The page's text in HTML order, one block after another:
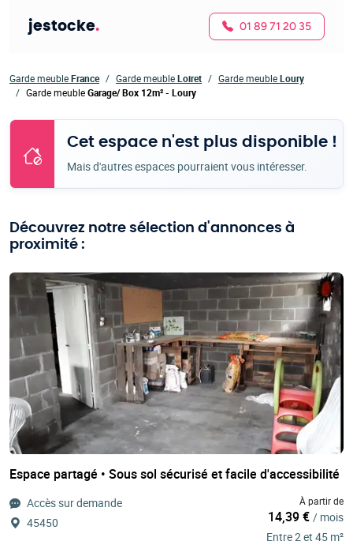
jestocke. 01 89 71 20 35
Garde meubleFrance Garde meubleLoiret Garde meubleLoury
Garde meubleGarage/ Box 12m² - Loury
Cet espace n'est plus disponible !
Mais d'autres espaces pourraient vous intéresser.
Découvrez notre sélection d'annonces à
proximité :
Espace partagé • Sous sol sécurisé et facile d'accessibilité
Accès sur demande
45450
À partir de
14,39 € / mois
Entre 2 et 45 m²